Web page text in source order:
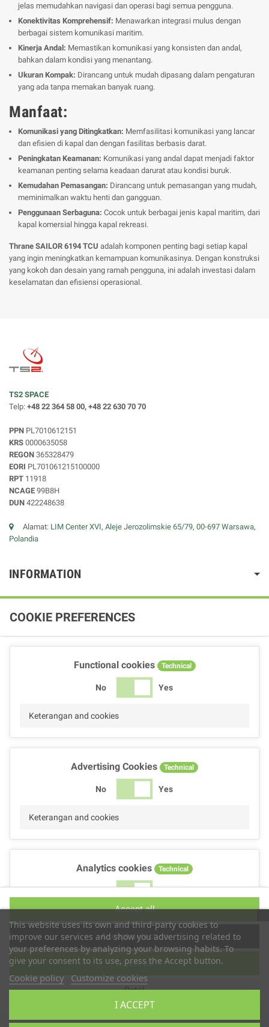
jelas memudahkan navigasi dan operasi bagi semua pengguna.
Konektivitas Komprehensif: Menawarkan integrasi mulus dengan
berbagai sistem komunikasi maritim.
Kinerja Andal: Memastikan komunikasi yang konsisten dan andal,
bahkan dalam kondisi yang menantang.
Ukuran Kompak: Dirancang untuk mudah dipasang dalam pengaturan
yang ada tanpa memakan banyak ruang.
Manfaat:
Komunikasi yang Ditingkatkan: Memfasilitasi komunikasi yang lancar
dan efisien di kapal dan dengan fasilitas berbasis darat.
Peningkatan Keamanan: Komunikasi yang andal dapat menjadi faktor
keamanan penting selama keadaan darurat atau kondisi buruk.
Kemudahan Pemasangan: Dirancang untuk pemasangan yang mudah,
meminimalkan waktu henti dan gangguan.
Penggunaan Serbaguna: Cocok untuk berbagai jenis kapal maritim, dari
kapal komersial hingga kapal rekreasi.
Thrane SAILOR 6194 TCU adalah komponen penting bagi setiap kapal
yang ingin meningkatkan kemampuan komunikasinya. Dengan konstruksi
yang kokoh dan desain yang ramah pengguna, ini adalah investasi dalam
keselamatan dan efisiensi operasional.
TS2 SPACE
Telp: +48 22 364 58 00, +48 22 630 70 70
PPN PL7010612151
KRS 0000635058
REGON 365328479
EORI PL701061215100000
RPT 11918
NCAGE 99B8H
DUN 422248638
Alamat: LIM Center XVI, Aleje Jerozolimskie 65/79, 00-697 Warsawa,
Polandia
INFORMATION
This website uses its own and third-party cookies to
improve our services and show you advertising related to
your preferences by analyzing your browsing habits. To
give your consent to its use, press the Accept button.
Cookie policy Customize cookies
I ACCEPT
COOKIE PREFERENCES
Functional cookies Technical
No Yes
Keterangan and cookies
Advertising Cookies Technical
No Yes
Keterangan and cookies
Analytics cookies Technical
No Yes
Performance cookies
No Yes
Keterangan
Batal
Reject all
Accept selection
Accept all